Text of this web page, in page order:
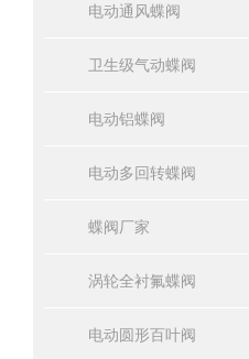
电动通风蝶阀
卫生级气动蝶阀
电动铝蝶阀
电动多回转蝶阀
蝶阀厂家
涡轮全衬氟蝶阀
电动圆形百叶阀